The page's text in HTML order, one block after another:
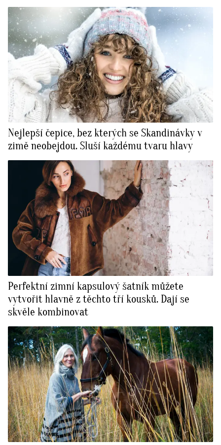
Nejlepší čepice, bez kterých se Skandinávky v
zimě neobejdou. Sluší každému tvaru hlavy
Perfektní zimní kapsulový šatník můžete
vytvořit hlavně z těchto tří kousků. Dají se
skvěle kombinovat